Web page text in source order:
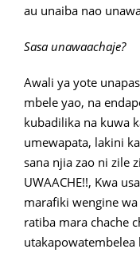
au unaiba nao
Sasa unawaachaje?
Awali ya yote
mbele yao, na
kubadilika na kuwa
umewapata, lakini
sana njia zao ni zile
UWAACHE!!, Kwa
marafiki wengine
ratiba mara chache